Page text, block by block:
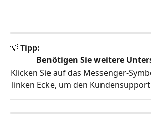
💡 Tipp:
Benötigen Sie weitere
Klicken Sie auf das Messenger-
linken Ecke, um den